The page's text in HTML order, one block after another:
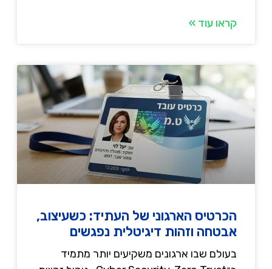
קראו עוד »
הכרטיס הארגוני של העתיד: כשעיצוב,
אבטחה וזהות דיגיטלית נפגשים
בעולם שבו ארגונים משקיעים יותר מתמיד